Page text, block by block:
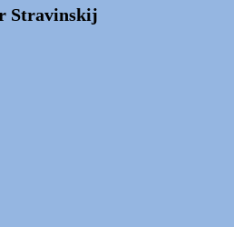
Stravinskij